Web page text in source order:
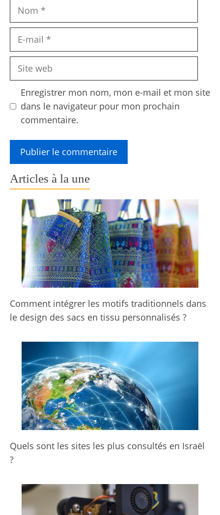
Nom
Site
Enregistrer mon nom, mon e-mail et mon site
dans le navigateur pour mon prochain
commentaire.
Articles à la une
Comment intégrer les motifs traditionnels dans
le design des sacs en tissu personnalisés ?
Quels sont les sites les plus consultés en Israël
?